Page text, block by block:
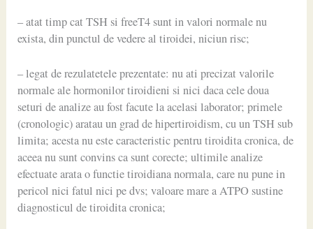
– atat timp cat TSH si freeT4 sunt in valori normale nu
exista, din punctul de vedere al tiroidei, niciun risc;
– legat de rezulatetele prezentate: nu ati precizat valorile
normale ale hormonilor tiroidieni si nici daca cele doua
seturi de analize au fost facute la acelasi laborator; primele
(cronologic) aratau un grad de hipertiroidism, cu un TSH sub
limita; acesta nu este caracteristic pentru tiroidita cronica, de
aceea nu sunt convins ca sunt corecte; ultimile analize
efectuate arata o functie tiroidiana normala, care nu pune in
pericol nici fatul nici pe dvs; valoare mare a ATPO sustine
diagnosticul de tiroidita cronica;